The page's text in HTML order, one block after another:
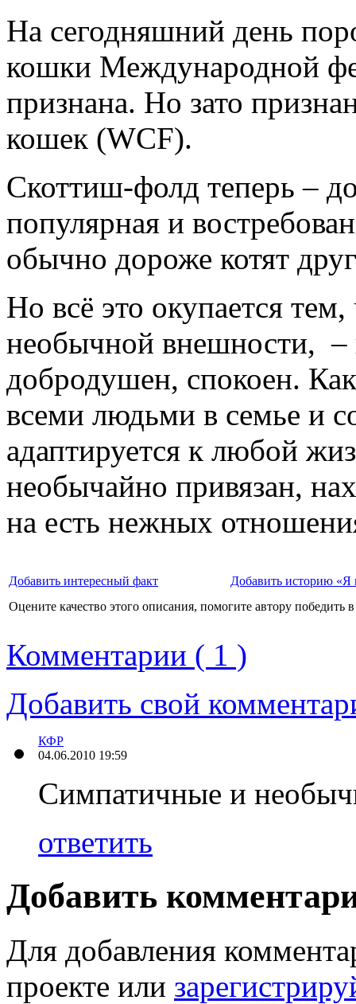
На сегодняшний день
кошки Международной
признана. Но зато
кошек (WCF).
Скоттиш-фолд теперь –
популярная и
обычно дороже котят
Но всё это окупается
необычной внешности, –
добродушен, спокоен.
всеми людьми в семье и
адаптируется к любой
необычайно привязан,
на есть нежных
Добавить интересный факт
Добавить историю «Я
Оцените качество этого описания, помогите автору победить
Комментарии ( 1 )
Добавить свой
КФР
04.06.2010 19:59
Симпатичные и
ответить
Добавить
Для добавления
проекте или